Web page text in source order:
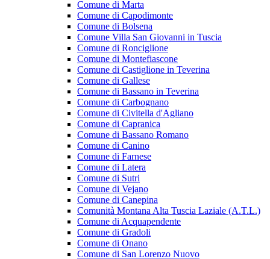
Comune di Marta
Comune di Capodimonte
Comune di Bolsena
Comune Villa San Giovanni in Tuscia
Comune di Ronciglione
Comune di Montefiascone
Comune di Castiglione in Teverina
Comune di Gallese
Comune di Bassano in Teverina
Comune di Carbognano
Comune di Civitella d'Agliano
Comune di Capranica
Comune di Bassano Romano
Comune di Canino
Comune di Farnese
Comune di Latera
Comune di Sutri
Comune di Vejano
Comune di Canepina
Comunità Montana Alta Tuscia Laziale (A.T.L.)
Comune di Acquapendente
Comune di Gradoli
Comune di Onano
Comune di San Lorenzo Nuovo